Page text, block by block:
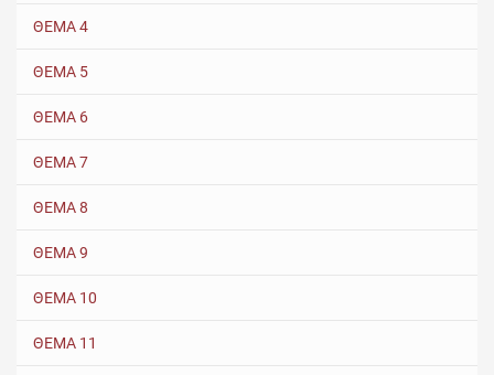
ΘΕΜΑ 4
ΘΕΜΑ 5
ΘΕΜΑ 6
ΘΕΜΑ 7
ΘΕΜΑ 8
ΘΕΜΑ 9
ΘΕΜΑ 10
ΘΕΜΑ 11